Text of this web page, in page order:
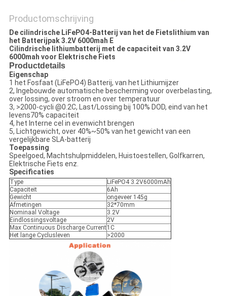
Productomschrijving
De cilindrische LiFePO4-Batterij van het de Fietslithium van
het Batterijpak 3.2V 6000mah E
Cilindrische lithiumbatterij met de capaciteit van 3.2V
6000mah voor Elektrische Fiets
Productdetails
Eigenschap
1 het Fosfaat (LiFePO4) Batterij, van het Lithiumijzer
2, Ingebouwde automatische bescherming voor overbelasting,
over lossing, over stroom en over temperatuur
3, >2000-cycli @0.2C, Last/Lossing bij 100% DOD, eind van het
levens70% capaciteit
4, het Interne cel in evenwicht brengen
5, Lichtgewicht, over 40%~50% van het gewicht van een
vergelijkbare SLA-batterij
Toepassing
Speelgoed, Machtshulpmiddelen, Huistoestellen, Golfkarren,
Elektrische Fiets enz.
Specificaties
Type
LiFePO4 3.2V6000mAh
Capaciteit
6Ah
Gewicht
ongeveer 145g
Afmetingen
32*70mm
Nominaal Voltage
3.2V
Eindlossingsvoltage
2V
Max Continuous Discharge Current1C
Het lange Cyclusleven
>2000